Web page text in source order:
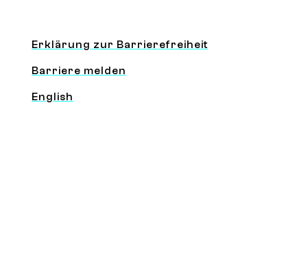
Information und Service
Erklärung zur Barrierefreiheit
Barriere melden
English